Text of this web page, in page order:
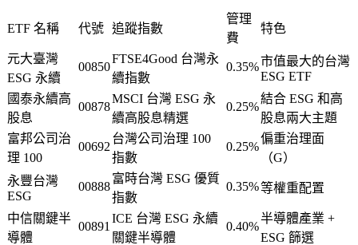
ETF 名稱 代號 追蹤指數
管理
費
特色
元大臺灣
ESG 永續
00850
FTSE4Good 台灣永
續指數
0.35%市值最大的台灣
ESG ETF
國泰永續高
股息
00878
MSCI 台灣 ESG 永
續高股息精選
0.25%
結合 ESG 和高
股息兩大主題
富邦公司治
理 100
00692
台灣公司治理 100
指數
0.25%
偏重治理面
（G）
永豐台灣
ESG
00888
富時台灣 ESG 優質
指數
0.35%等權重配置
中信關鍵半
導體
00891
ICE 台灣 ESG 永續
關鍵半導體
0.40%
半導體產業 +
ESG 篩選